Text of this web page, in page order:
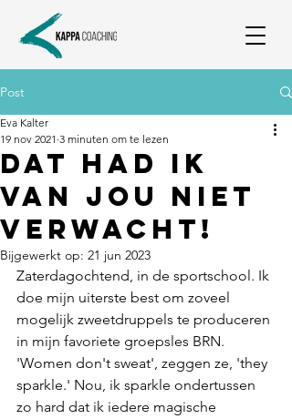
Post
Dat had ik
van jou niet
verwacht!
Eva Kalter
19 nov 2021 3 minuten om te lezen
Bijgewerkt op: 21 jun 2023
Zaterdagochtend, in de sportschool. Ik
doe mijn uiterste best om zoveel
mogelijk zweetdruppels te produceren
in mijn favoriete groepsles BRN.
'Women don't sweat', zeggen ze, 'they
sparkle.' Nou, ik sparkle ondertussen
zo hard dat ik iedere magische